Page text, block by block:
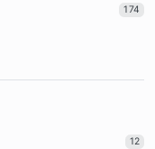
174
12